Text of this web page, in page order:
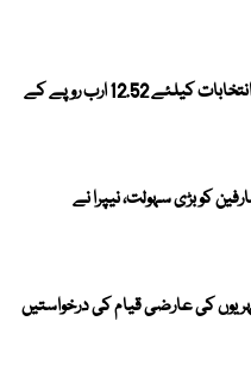
پنجاب حکومت نے بلدیاتی انتخابات کیلئے 12.52 ارب روپے کے
کو بڑی سہولت، نیپرا نے
کی عارضی قیام کی درخواستیں